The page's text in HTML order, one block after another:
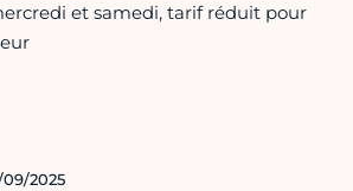
et samedi, tarif réduit pour
2025